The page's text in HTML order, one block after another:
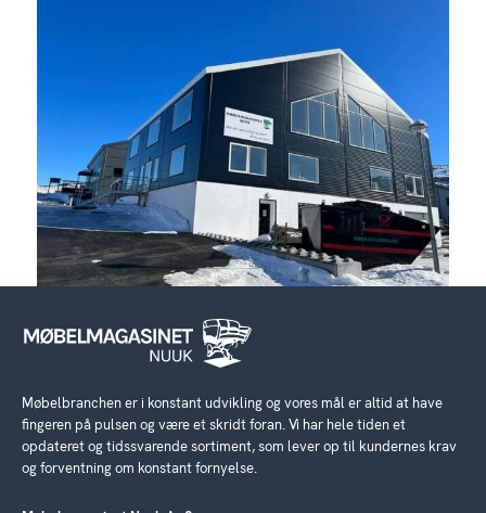
Møbelbranchen er i konstant udvikling og vores mål er altid at have
fingeren på pulsen og være et skridt foran. Vi har hele tiden et
opdateret og tidssvarende sortiment, som lever op til kundernes krav
og forventning om konstant fornyelse.